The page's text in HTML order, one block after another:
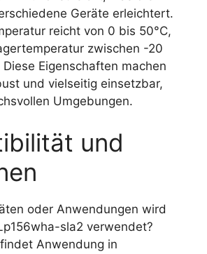
Geräte erleichtert.
reicht von 0 bis 50°C,
zwischen -20
Eigenschaften machen
und vielseitig einsetzbar,
Umgebungen.
und
oder Anwendungen wird
sla2 verwendet?
Anwendung in